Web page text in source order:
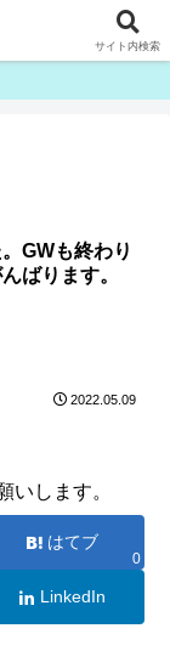
直販部です
GWも終わり
ばります。
2022.05.09
いします。
はてブ
0
LinkedIn
サイト内検索